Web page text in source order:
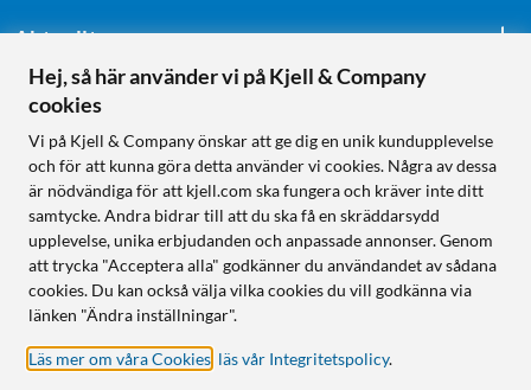
Aktuellt
Följ oss
Handla från:
Sverige
Norge
Hej, så här använder vi på Kjell & Company
cookies
Vi på Kjell & Company önskar att ge dig en unik kundupplevelse
och för att kunna göra detta använder vi cookies. Några av dessa
är nödvändiga för att kjell.com ska fungera och kräver inte ditt
samtycke. Andra bidrar till att du ska få en skräddarsydd
upplevelse, unika erbjudanden och anpassade annonser. Genom
att trycka "Acceptera alla" godkänner du användandet av sådana
cookies. Du kan också välja vilka cookies du vill godkänna via
länken "Ändra inställningar".
Läs mer om våra Cookies läs vår Integritetspolicy.